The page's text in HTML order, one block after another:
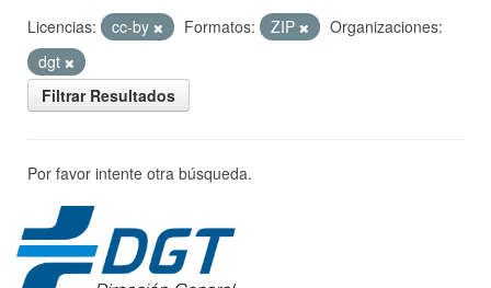
Licencias: cc-by Formatos: ZIP
Organizaciones:
dgt
Filtrar Resultados
Por favor intente otra búsqueda.